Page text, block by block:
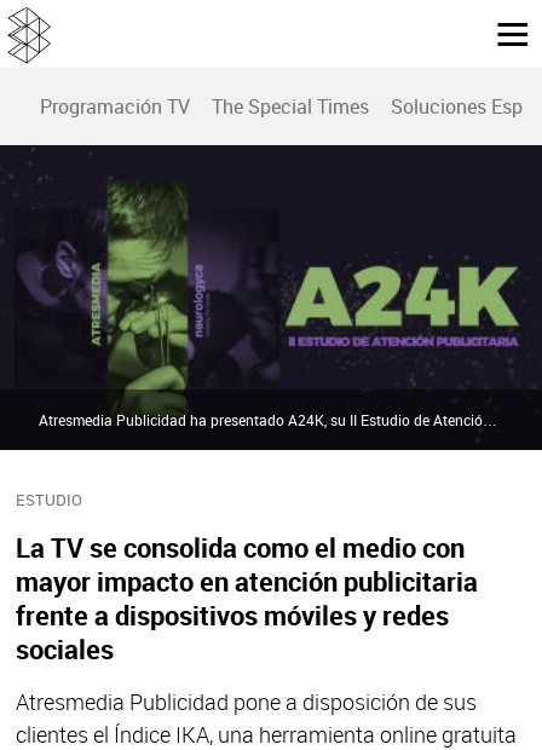
Programación TV The Special Times Soluciones
ESTUDIO
La TV se consolida como el medio con
mayor impacto en atención publicitaria
frente a dispositivos móviles y redes
sociales
Atresmedia Publicidad pone a disposición de sus
clientes el Índice IKA, una herramienta online gratuita